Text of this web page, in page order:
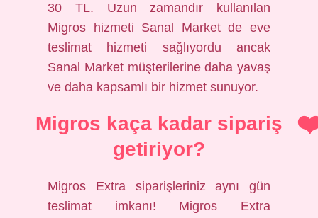
30 TL. Uzun zamandır kullanılan
Migros hizmeti Sanal Market de eve
teslimat hizmeti sağlıyordu ancak
Sanal Market müşterilerine daha yavaş
ve daha kapsamlı bir hizmet sunuyor.
Migros kaça kadar sipariş
getiriyor?
Migros Extra siparişleriniz aynı gün
teslimat imkanı! Migros Extra